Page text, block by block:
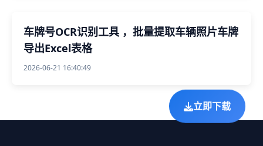
车牌号OCR识别工具 ，批量提取车辆照片车牌
导出Excel表格
2026-06-21 16:40:49
立即下载